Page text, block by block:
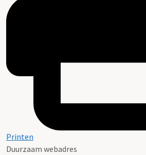
Printen
Duurzaam webadres